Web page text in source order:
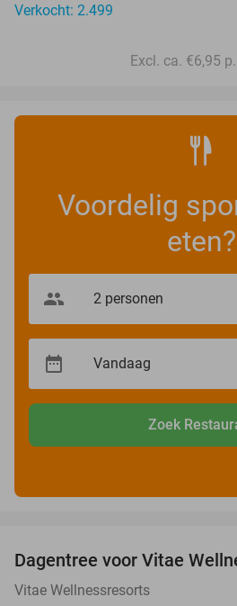
Verkocht: 2.499
Excl. ca. €6,95
Voordelig
eten?
Zoek
Dagentree voor Vitae
Vitae Wellnessresorts